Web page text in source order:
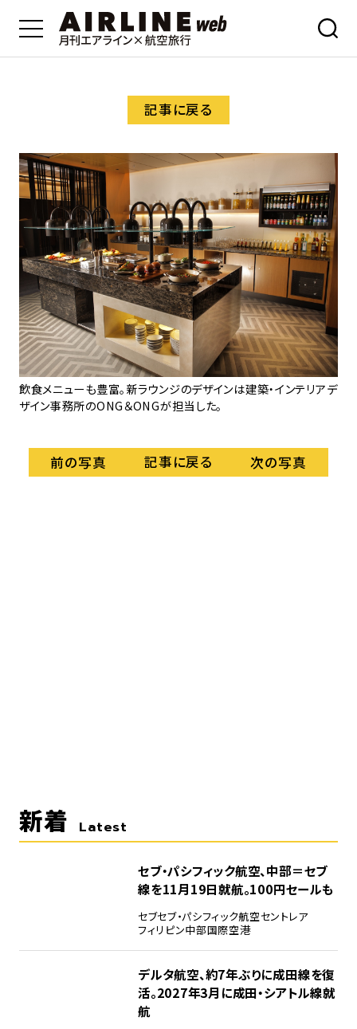
記事に戻る
飲食メニューも豊富。新ラウンジのデザインは建築・インテリアデ
ザイン事務所のONG＆ONGが担当した。
ソ
前の写真 記事に戻る 次の写真
新着 Latest
セブ・パシフィック航空、中部＝セブ
線を11月19日就航。100円セールも
セブセブ・パシフィック航空セントレア
フィリピン中部国際空港
デルタ航空、約7年ぶりに成田線を復
活。2027年3月に成田・シアトル線就
航